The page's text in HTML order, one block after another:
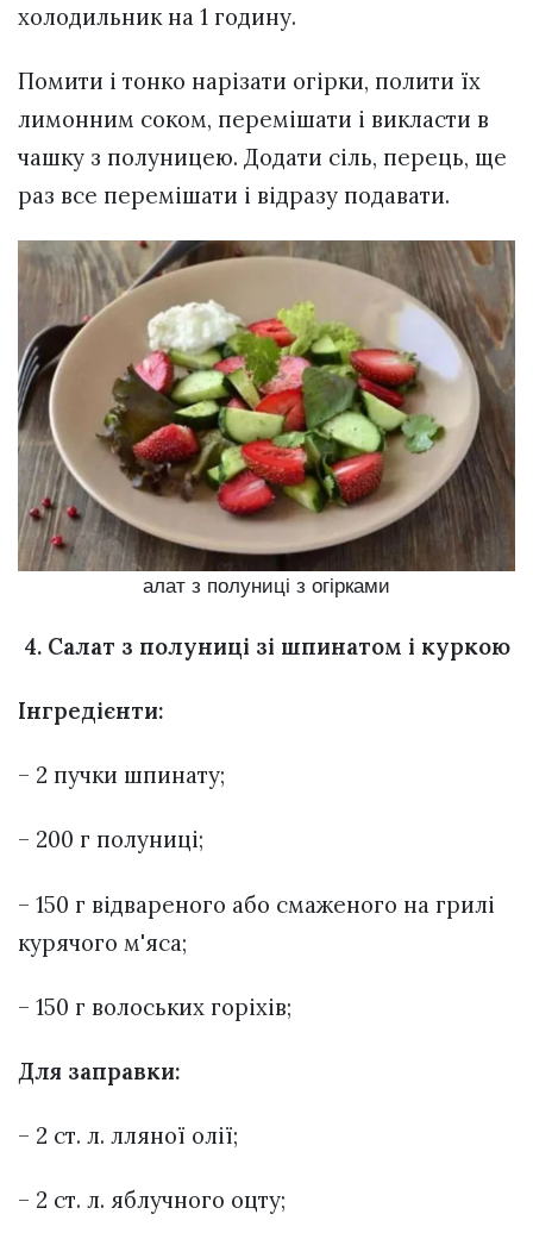
холодильник на 1 годину.
Помити і тонко нарізати огірки, полити їх
лимонним соком, перемішати і викласти в
чашку з полуницею. Додати сіль, перець, ще
раз все перемішати і відразу подавати.
алат з полуниці з огірками
4. Салат з полуниці зі шпинатом і куркою
Інгредієнти:
– 2 пучки шпинату;
– 200 г полуниці;
– 150 г відвареного або смаженого на грилі
курячого м'яса;
– 150 г волоських горіхів;
Для заправки:
– 2 ст. л. лляної олії;
– 2 ст. л. яблучного оцту;